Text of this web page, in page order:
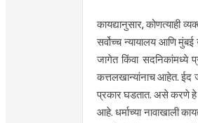
कायद्यानुसार, कोणत्याही
सर्वोच्च न्यायालय आणि
जागेत किंवा सदनिकांमध्ये
कत्तलखान्यांनाच आहेत. ईद
प्रकार घडतात. असे करणे हे
आहे. धर्माच्या नावाखाली